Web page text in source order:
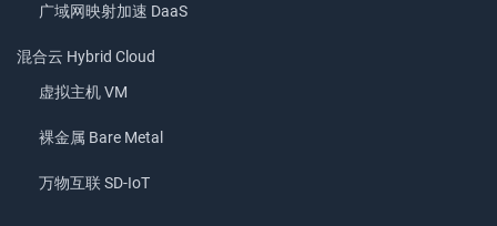
广域网映射加速 DaaS
混合云 Hybrid Cloud
虚拟主机 VM
裸金属 Bare Metal
万物互联 SD-IoT